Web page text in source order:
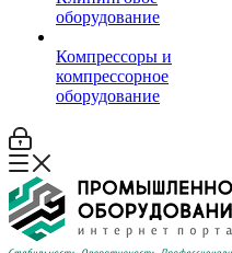
оборудование
Компрессоры и
компрессорное
оборудование